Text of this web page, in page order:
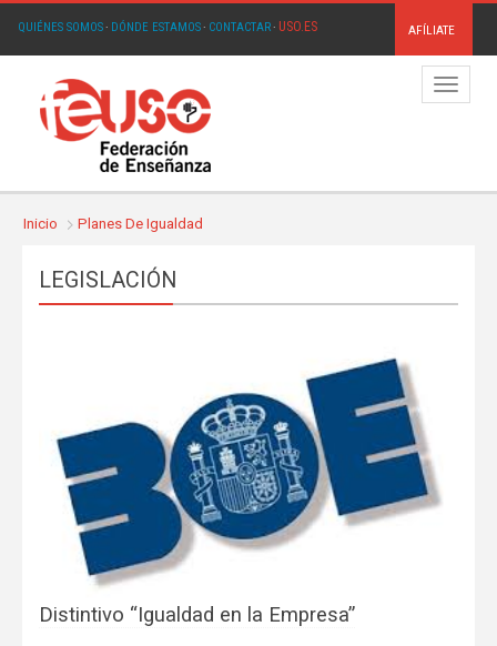
QUIÉNES SOMOS· DÓNDE ESTAMOS· CONTACTAR· USO.ES AFÍLIATE
Menú
Inicio Planes De Igualdad
LEGISLACIÓN
Distintivo “Igualdad en la Empresa”